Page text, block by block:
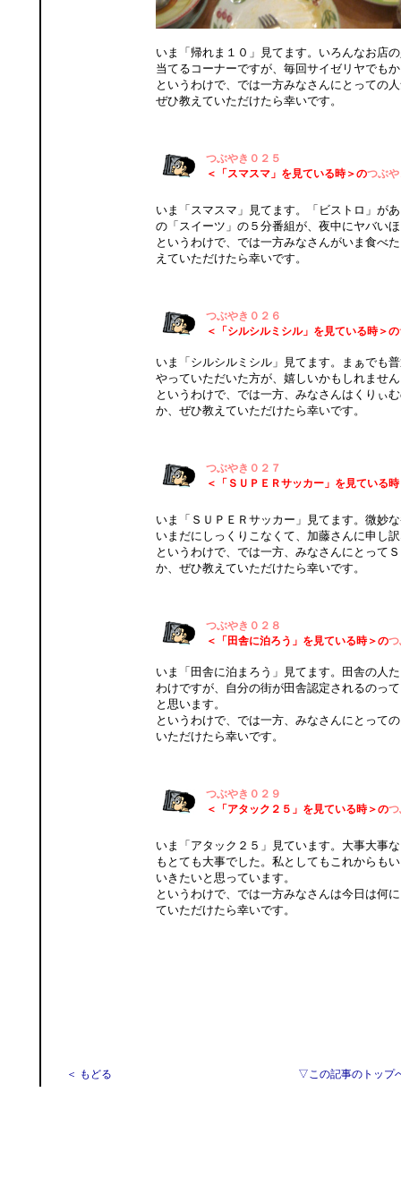
いま「帰れま１０」見てます。いろんなお店
当てるコーナーですが、毎回サイゼリヤでも
というわけで、では一方みなさんにとっての
ぜひ教えていただけたら幸いです。
つぶやき０２５
＜「スマスマ」を見ている時＞のつぶや
いま「スマスマ」見てます。「ビストロ」が
の「スイーツ」の５分番組が、夜中にヤバい
というわけで、では一方みなさんがいま食べ
えていただけたら幸いです。
つぶやき０２６
＜「シルシルミシル」を見ている時＞の
いま「シルシルミシル」見てます。まぁでも
やっていただいた方が、嬉しいかもしれませ
というわけで、では一方、みなさんはくりぃ
か、ぜひ教えていただけたら幸いです。
つぶやき０２７
＜「ＳＵＰＥＲサッカー」を見ている
いま「ＳＵＰＥＲサッカー」見てます。微妙
いまだにしっくりこなくて、加藤さんに申し
というわけで、では一方、みなさんにとって
か、ぜひ教えていただけたら幸いです。
つぶやき０２８
＜「田舎に泊ろう」を見ている時＞のつ
いま「田舎に泊まろう」見てます。田舎の人
わけですが、自分の街が田舎認定されるのっ
と思います。
というわけで、では一方、みなさんにとって
いただけたら幸いです。
つぶやき０２９
＜「アタック２５」を見ている時＞のつ
いま「アタック２５」見ています。大事大事
もとても大事でした。私としてもこれからも
いきたいと思っています。
というわけで、では一方みなさんは今日は何
ていただけたら幸いです。
＜ もどる ▽この記事のトップ